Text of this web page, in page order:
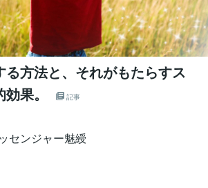
る方法と、それがもたらすス
果。
記事
センジャー魅綬